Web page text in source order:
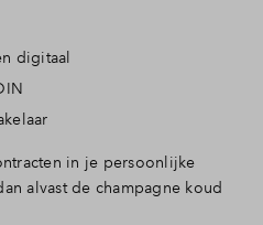
digitaal
in je persoonlijke
alvast de champagne koud